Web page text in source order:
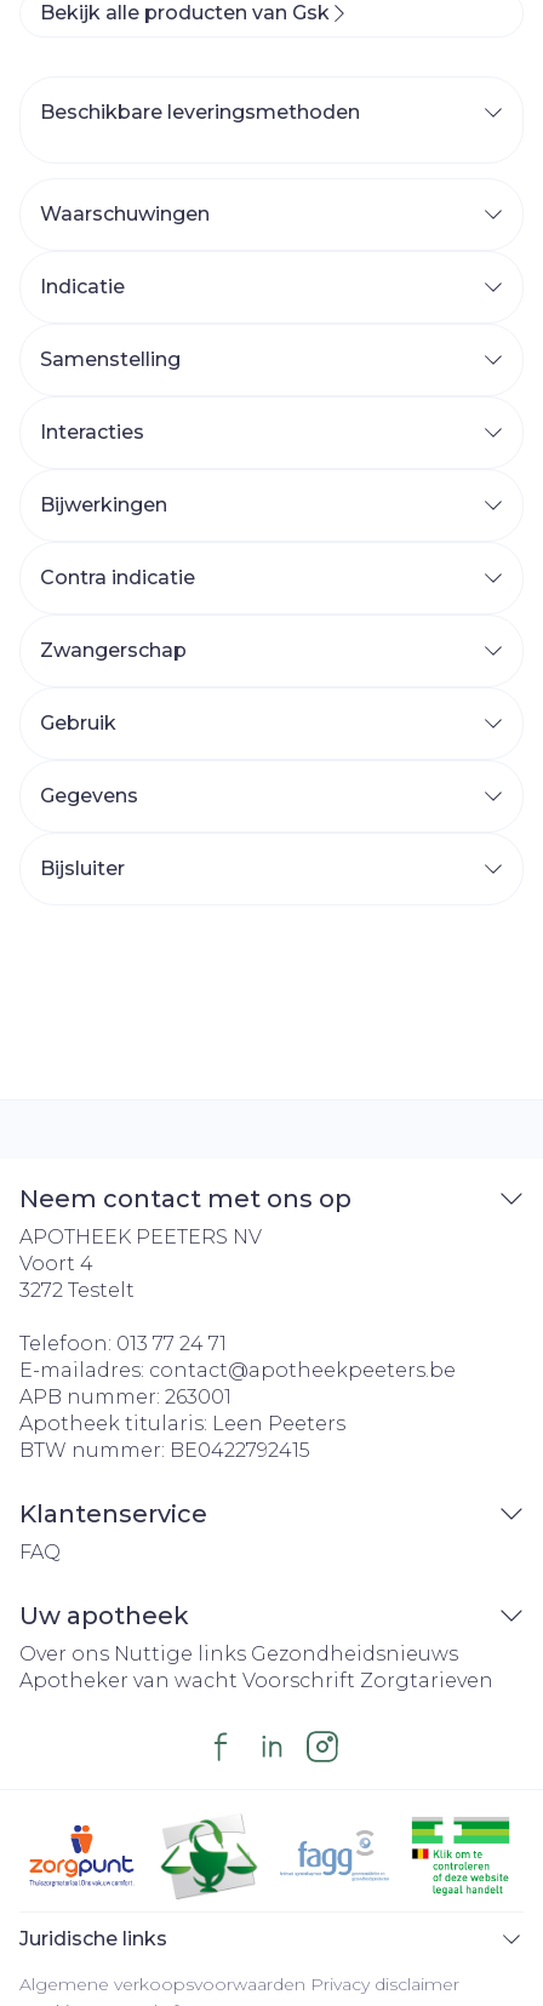
Bekijk alle producten van Gsk
Beschikbare leveringsmethoden
Waarschuwingen
Indicatie
Samenstelling
Interacties
Bijwerkingen
Contra indicatie
Zwangerschap
Gebruik
Gegevens
Bijsluiter
Neem contact met ons op
APOTHEEK PEETERS NV
Voort 4
3272 Testelt
Telefoon: 013 77 24 71
E-mailadres: contact@apotheekpeeters.be
APB nummer: 263001
Apotheek titularis: Leen Peeters
BTW nummer: BE0422792415
Klantenservice
FAQ
Uw apotheek
Over ons Nuttige links Gezondheidsnieuws
Apotheker van wacht Voorschrift Zorgtarieven
Juridische links
Algemene verkoopsvoorwaarden Privacy disclaimer